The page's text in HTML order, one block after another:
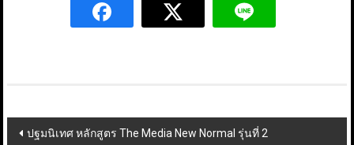
Post
ปฐมนิเทศ หลักสูตร The Media New Normal รุ่นที่ 2